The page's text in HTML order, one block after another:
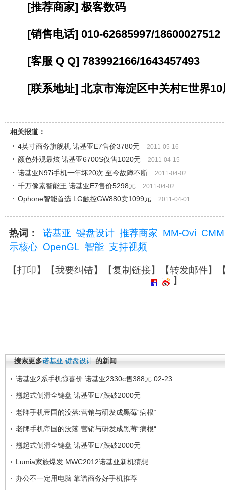
[推荐商家] 极客数码
[销售电话] 010-62685997/18600027512
[客服 Q Q] 783992166/1643457493
[联系地址] 北京市海淀区中关村E世界
相关报道：
4英寸商务旗舰机 诺基亚E7售价3780元
2011-05-16
颜色外观最炫 诺基亚6700S仅售1020元 2011-04-15
诺基亚N97i手机一年坏20次 至今故障不断 2011-04-02
千万像素智能王 诺基亚E7售价5298元 2011-04-02
Ophone智能首选 LG触控GW880卖1099元 2011-04-01
热词： 诺基亚 键盘设计 推荐商家 MM-Ovi
示核心 OpenGL 智能 支持视频
【打印】【我要纠错】【复制链接】【转发邮件】
】
搜索更多诺基亚 键盘设计 的新闻
诺基亚2系手机惊喜价 诺基亚2330c售388元 02-23
翘起式侧滑全键盘 诺基亚E7跌破2000元
老牌手机帝国的没落:营销与研发成黑莓“病根“
老牌手机帝国的没落:营销与研发成黑莓“病根“
翘起式侧滑全键盘 诺基亚E7跌破2000元
Lumia家族爆发 MWC2012诺基亚新机猜想
办公不一定用电脑 靠谱商务好手机推荐